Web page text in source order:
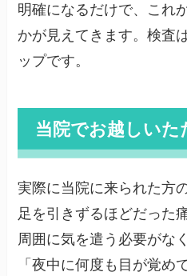
明確になるだけで、これ
かが見えてきます。検査
ップです。
当院でお越しい
実際に当院に来られた方
足を引きずるほどだった
周囲に気を遣う必要がな
「夜中に何度も目が覚め